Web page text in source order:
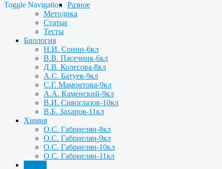
Toggle Navigation
Разное
Методика
Статьи
Тесты
Биология
Н.И. Сонин-6кл
В.В. Пасечник-6кл
Д.В. Колесова-8кл
А.С. Батуев-9кл
С.Г. Мамонтова-9кл
А.А. Каменский-9кл
В.И. Сивоглазов-10кл
В.Б. Захаров-11кл
Химия
О.С. Габриелян-8кл
О.С. Габриелян-9кл
О.С. Габриелян-10кл
О.С. Габриелян-11кл